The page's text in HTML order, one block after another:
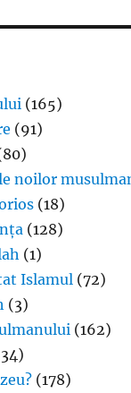
(165)
(91)
noilor
(18)
(128)
(1)
Islamul (72)
(3)
(162)
(178)